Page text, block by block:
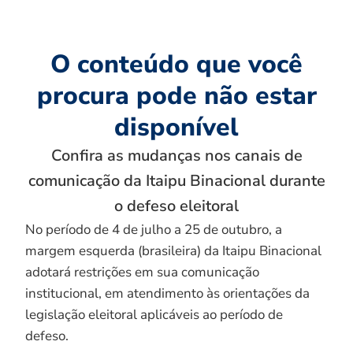
O conteúdo que você
procura pode não estar
disponível
Confira as mudanças nos canais de
comunicação da Itaipu Binacional durante
o defeso eleitoral
No período de 4 de julho a 25 de outubro, a
margem esquerda (brasileira) da Itaipu Binacional
adotará restrições em sua comunicação
institucional, em atendimento às orientações da
legislação eleitoral aplicáveis ao período de
defeso.